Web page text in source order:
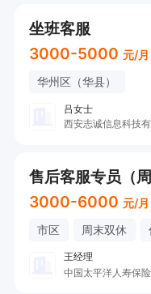
坐班客服
3000-5000 元/月
华州区（华县）
吕女士
西安志诚信息科技
售后客服专员（
3000-6000 元/月
市区 周末双休
王经理